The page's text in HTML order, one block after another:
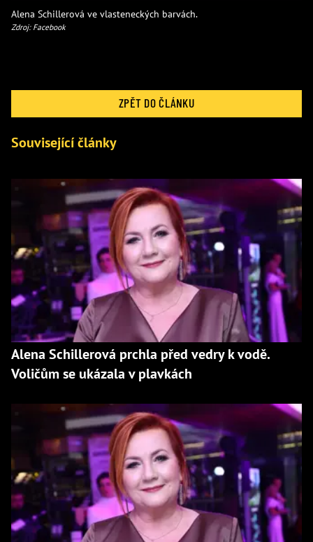
Alena Schillerová ve vlasteneckých barvách.
Zdroj: Facebook
ZPĚT DO ČLÁNKU
Související články
Alena Schillerová prchla před vedry k vodě.
Voličům se ukázala v plavkách